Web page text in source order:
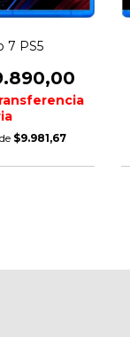
7 PS5
$9.981,67